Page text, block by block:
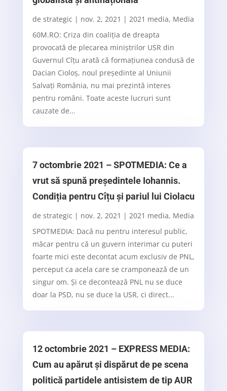
de strategic | nov. 2, 2021 | 2021 media, Media
60M.RO: Criza din coaliția de dreapta
provocată de plecarea miniștrilor USR din
Guvernul Cîțu arată că formațiunea condusă de
Dacian Cioloș, noul președinte al Uniunii
Salvați România, nu mai prezintă interes
pentru români. Toate aceste lucruri sunt
cauzate de...
7 octombrie 2021 – SPOTMEDIA: Ce a
vrut să spună președintele Iohannis.
Condiția pentru Cîțu și pariul lui Ciolacu
de strategic | nov. 2, 2021 | 2021 media, Media
SPOTMEDIA: Dacă nu pentru interesul public,
măcar pentru că un guvern interimar cu puteri
foarte mici este decontat acum exclusiv de PNL,
perceput ca acela care se cramponează de un
singur om. Și ce decontează PNL nu se duce
doar la PSD, nu se duce la USR, ci direct...
12 octombrie 2021 – EXPRESS MEDIA:
Cum au apărut şi dispărut de pe scena
politică partidele antisistem de tip AUR